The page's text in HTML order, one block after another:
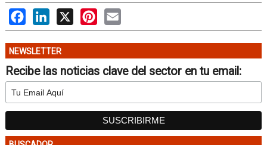
FacebookLinkedIn
X PinterestEmail
NEWSLETTER
Recibe las noticias clave del sector en tu email: